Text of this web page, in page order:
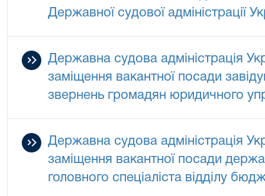
Державної судової адміністрації
Державна судова адміністрація
заміщення вакантної посади
звернень громадян юридичного
Державна судова адміністрація
заміщення вакантної посади
головного спеціаліста відділу